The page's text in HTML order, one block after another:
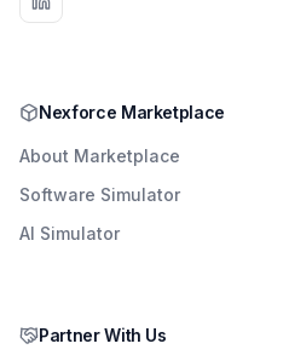
Nexforce Marketplace
About Marketplace
Software Simulator
AI Simulator
Partner With Us